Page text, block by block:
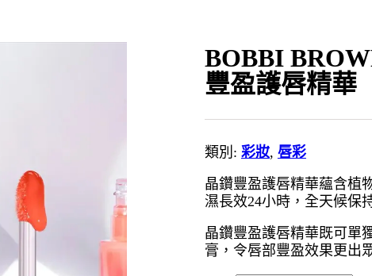
BOBBI
豐盈護唇精華
類別: 彩妝, 唇彩
晶鑽豐盈護唇精華蘊含植
濕長效24小時，全天候保
晶鑽豐盈護唇精華既可單
膏，令唇部豐盈效果更出